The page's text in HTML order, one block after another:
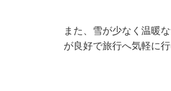
また、雪が少なく温暖
が良好で旅行へ気軽に